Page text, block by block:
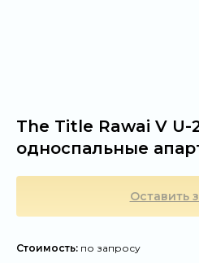
The Title Rawai V U-
односпальные
Оставить
Стоимость: по запросу